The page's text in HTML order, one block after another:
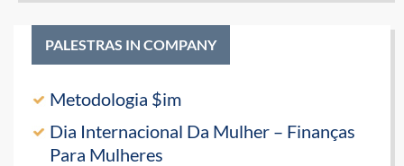
PALESTRAS IN COMPANY
Metodologia $im
Dia Internacional Da Mulher – Finanças
Para Mulheres